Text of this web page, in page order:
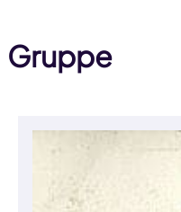
Gruppe